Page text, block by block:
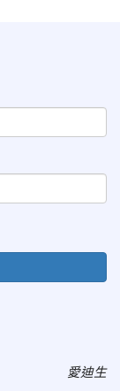
愛迪生